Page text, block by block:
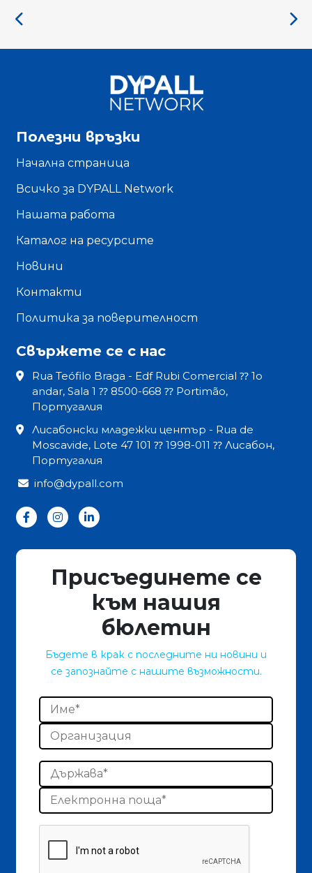
Полезни връзки
Начална страница
Всичко за DYPALL Network
Нашата работа
Каталог на ресурсите
Новини
Контакти
Политика за поверителност
Свържете се с нас
Rua Teófilo Braga - Edf Rubi Comercial ⁇ 1o
andar, Sala 1 ⁇ 8500-668 ⁇ Portimão,
Португалия
Лисабонски младежки център - Rua de
Moscavide, Lote 47 101 ⁇ 1998-011 ⁇ Лисабон,
Португалия
info@dypall.com
Присъединете се
към нашия
бюлетин
Бъдете в крак с последните ни новини и
се запознайте с нашите възможности.